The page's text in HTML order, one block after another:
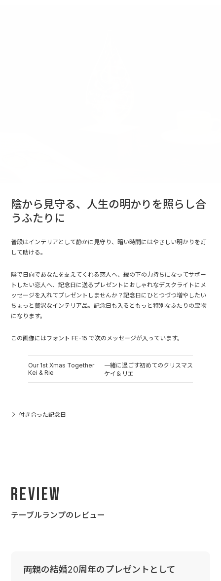
陰から見守る、人生の明かりを照らし合
うふたりに
普段はインテリアとして静かに見守り、暗い時間にはやさしい明かりを灯
して助ける。
陰で日向であなたを支えてくれる恋人へ、縁の下の力持ちになってサポー
トしたい恋人へ、記念日に送るプレゼントにおしゃれなデスクライトにメ
ッセージを入れてプレゼントしませんか？記念日にひとつづつ増やしたい
ちょっと贅沢なインテリア品。記念日も入るともっと特別なふたりの宝物
になります。
この画像にはフォント FE-15 で次のメッセージが入っています。
Our 1st Xmas Together
Kei & Rie
一緒に過ごす初めてのクリスマス
ケイ＆リエ
付き合った記念日
Review
テーブルランプのレビュー
両親の結婚20周年のプレゼントとして